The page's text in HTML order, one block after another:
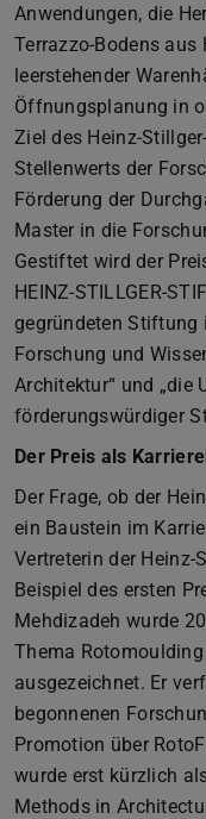
Anwendungen, die
Terrazzo-Bodens
leerstehender
Öffnungsplanung in
Ziel des Heinz-
Stellenwerts der
Förderung der
Master in die
Gestiftet wird der
HEINZ-STILLGER-
gegründeten Stiftung
Forschung und
Architektur“ und „die
förderungswürdiger
Der Preis als
Der Frage, ob der
ein Baustein im
Vertreterin der
Beispiel des ersten
Mehdizadeh wurde
Thema
ausgezeichnet. Er
begonnenen
Promotion über
wurde erst kürzlich
Methods in